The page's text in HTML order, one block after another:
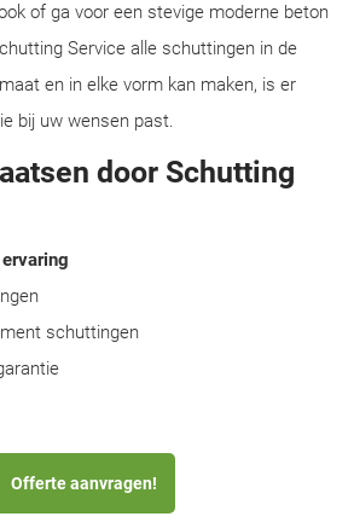
of ga voor een stevige moderne beton
Service alle schuttingen in de
en in elke vorm kan maken, is er
bij uw wensen past.
door Schutting
schuttingen
Offerte aanvragen!